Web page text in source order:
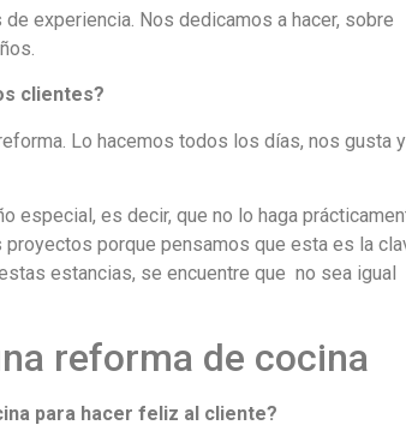
experiencia. Nos dedicamos a hacer, sobre
clientes?
Lo hacemos todos los días, nos gusta y
especial, es decir, que no lo haga
porque pensamos que esta es la
estancias, se encuentre que no sea igual
reforma de cocina
para hacer feliz al cliente?